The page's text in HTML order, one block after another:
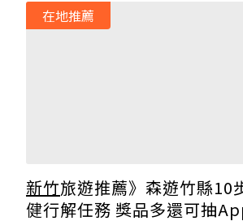
新竹旅遊推薦》森遊竹縣10
健行解任務 獎品多還可抽
在地推薦